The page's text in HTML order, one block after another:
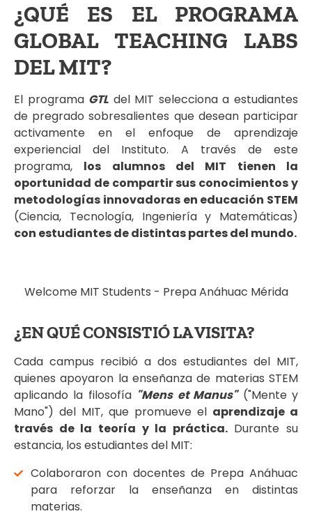
¿QUÉ ES EL PROGRAMA
GLOBAL TEACHING LABS
DEL MIT?
El programa GTL del MIT selecciona a estudiantes
de pregrado sobresalientes que desean participar
activamente en el enfoque de aprendizaje
experiencial del Instituto. A través de este
programa, los alumnos del MIT tienen la
oportunidad de compartir sus conocimientos y
metodologías innovadoras en educación STEM
(Ciencia, Tecnología, Ingeniería y Matemáticas)
con estudiantes de distintas partes del mundo.
Welcome MIT Students - Prepa Anáhuac Mérida
¿EN QUÉ CONSISTIÓ LA VISITA?
Cada campus recibió a dos estudiantes del MIT,
quienes apoyaron la enseñanza de materias STEM
aplicando la filosofía "Mens et Manus"("Mente y
Mano") del MIT, que promueve el aprendizaje a
través de la teoría y la práctica.Durante su
estancia, los estudiantes del MIT:
Colaboraron con docentes de Prepa Anáhuac
para reforzar la enseñanza en distintas
materias.